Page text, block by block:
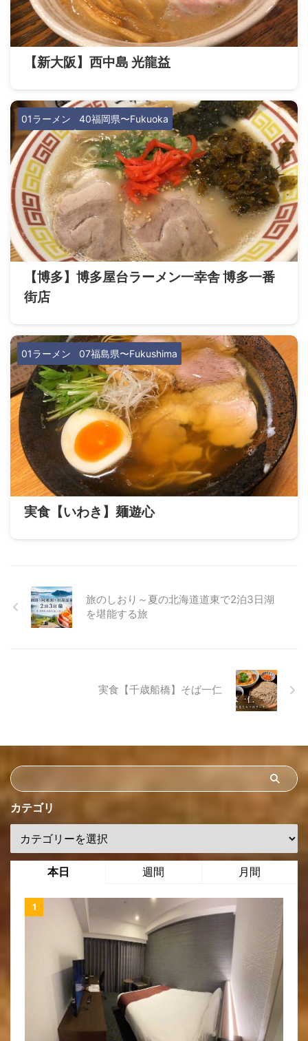
【新大阪】西中島 光龍益
01ラーメン 40福岡県〜Fukuoka
【博多】博多屋台ラーメン一幸舎 博多一番
街店
01ラーメン 07福島県〜Fukushima
実食【いわき】麺遊心
旅のしおり～夏の北海道道東で2泊3日湖
を堪能する旅
実食【千歳船橋】そば一仁
カテゴリ
本日 週間 月間